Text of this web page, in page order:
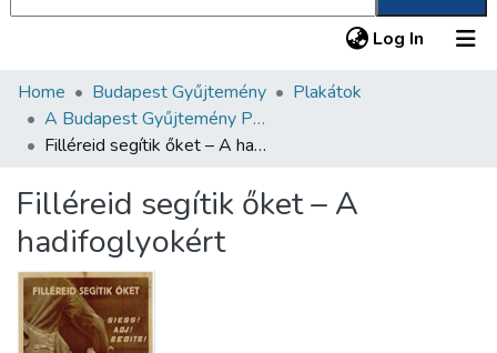
Log In (current)
Communities & Collections
All of DSpace
About us
Home Budapest Gyűjtemény
Plakátok
A Budapest Gyűjtemény Plakáttárának plakátjai
Filléreid segítik őket – A hadifoglyokért
Filléreid segítik őket – A
hadifoglyokért